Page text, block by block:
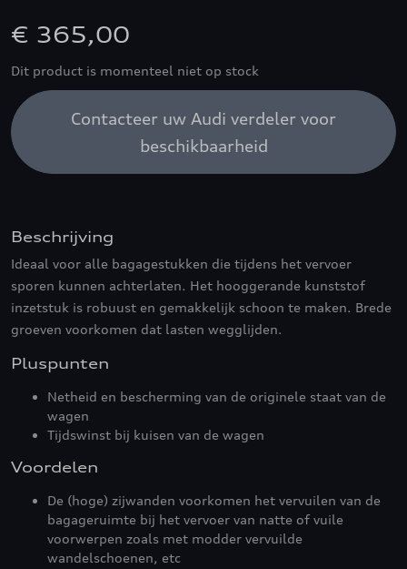
€ 365,00
Dit product is momenteel niet op stock
Contacteer uw Audi verdeler voor
beschikbaarheid
Beschrijving
Ideaal voor alle bagagestukken die tijdens het vervoer
sporen kunnen achterlaten. Het hooggerande kunststof
inzetstuk is robuust en gemakkelijk schoon te maken. Brede
groeven voorkomen dat lasten wegglijden.
Pluspunten
Netheid en bescherming van de originele staat van de
wagen
Tijdswinst bij kuisen van de wagen
Voordelen
De (hoge) zijwanden voorkomen het vervuilen van de
bagageruimte bij het vervoer van natte of vuile
voorwerpen zoals met modder vervuilde
wandelschoenen, etc